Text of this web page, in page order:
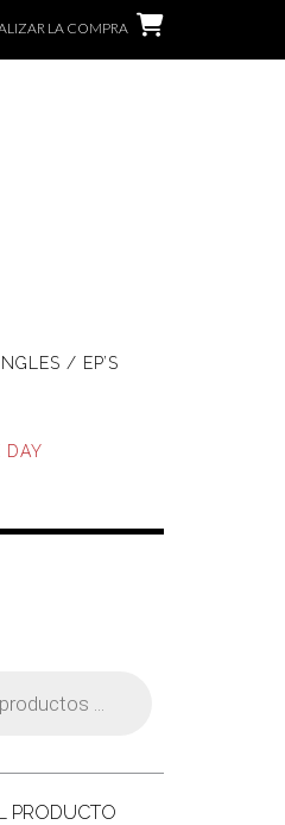
LA COMPRA
/ EP’S
DAY
PRODUCTO